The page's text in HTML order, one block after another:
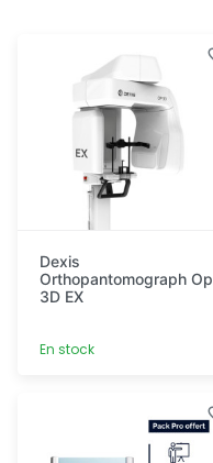
Dexis
Orthopantomograph Op
3D EX
En stock